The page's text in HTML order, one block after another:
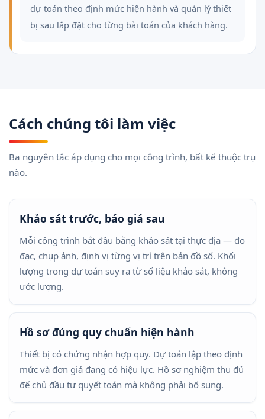
dự toán theo định mức hiện hành và quản lý thiết
bị sau lắp đặt cho từng bài toán của khách hàng.
Cách chúng tôi làm việc
Ba nguyên tắc áp dụng cho mọi công trình, bất kể thuộc trụ
nào.
Khảo sát trước, báo giá sau
Mỗi công trình bắt đầu bằng khảo sát tại thực địa — đo
đạc, chụp ảnh, định vị từng vị trí trên bản đồ số. Khối
lượng trong dự toán suy ra từ số liệu khảo sát, không
ước lượng.
Hồ sơ đúng quy chuẩn hiện hành
Thiết bị có chứng nhận hợp quy. Dự toán lập theo định
mức và đơn giá đang có hiệu lực. Hồ sơ nghiệm thu đủ
để chủ đầu tư quyết toán mà không phải bổ sung.